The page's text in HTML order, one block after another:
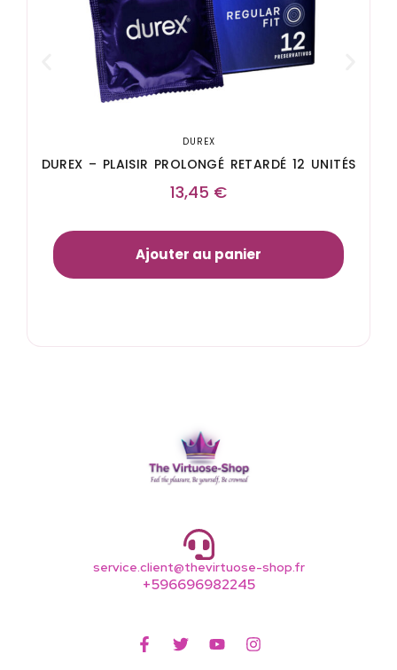
DUREX
DUREX – PLAISIR PROLONGÉ RETARDÉ 12 UNITÉS
13,45 €
Ajouter au panier
service.client@thevirtuose-shop.fr
+596696982245